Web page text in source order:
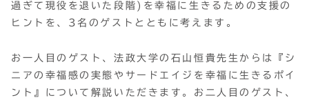
過ぎて現役を退いた段階)を幸福に生きるための支援の
ヒントを、3名のゲストとともに考えます。
お一人目のゲスト、法政大学の石山恒貴先生からは『シ
ニアの幸福感の実態やサードエイジを幸福に生きるポイ
ント』について解説いただきます。お二人目のゲスト、